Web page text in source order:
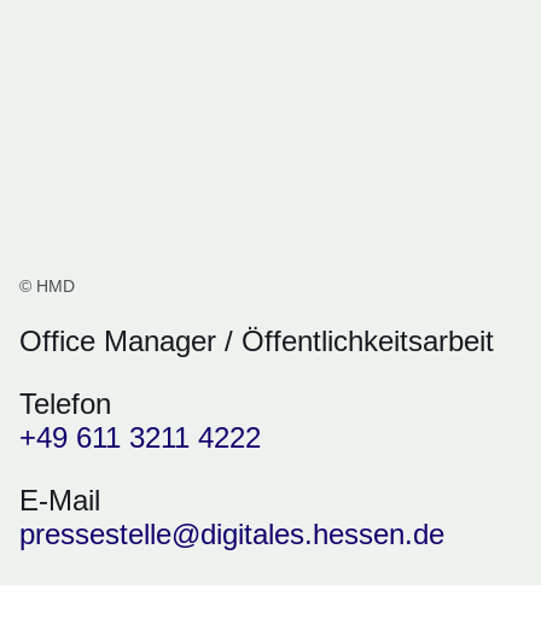
© HMD
Office Manager / Öffentlichkeitsarbeit
Telefon
+49 611 3211 4222
E-Mail
pressestelle@digitales.hessen.de